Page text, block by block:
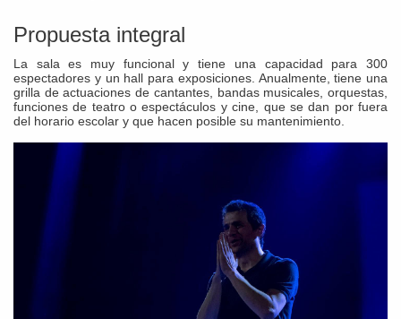
Propuesta integral
La sala es muy funcional y tiene una capacidad para 300
espectadores y un hall para exposiciones. Anualmente, tiene una
grilla de actuaciones de cantantes, bandas musicales, orquestas,
funciones de teatro o espectáculos y cine, que se dan por fuera
del horario escolar y que hacen posible su mantenimiento.